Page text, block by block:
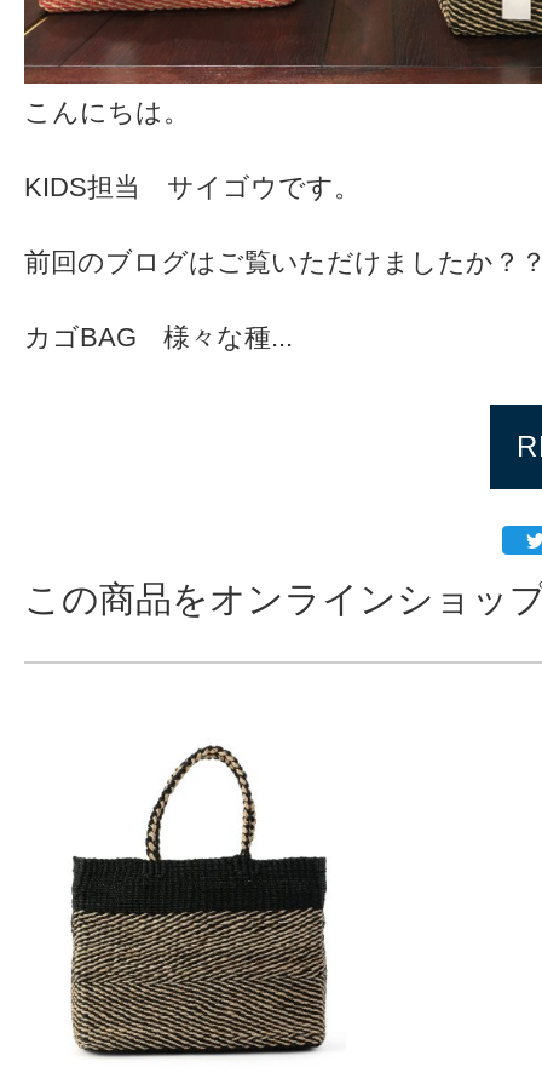
こんにちは。
KIDS担当 サイゴウです。
前回のブログはご覧いただけましたか？
カゴBAG 様々な種...
この商品をオンラインショッ